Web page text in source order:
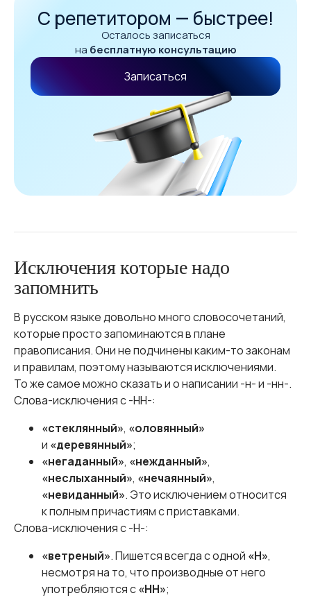
С репетитором — быстрее!
Осталось записаться
на бесплатную консультацию
Записаться
Исключения которые надо
запомнить
В русском языке довольно много словосочетаний,
которые просто запоминаются в плане
правописания. Они не подчинены каким-то законам
и правилам, поэтому называются исключениями.
То же самое можно сказать и о написании -н- и -нн-.
Слова-исключения с -НН-:
«стеклянный», «оловянный»
и «деревянный»;
«негаданный», «нежданный»,
«неслыханный», «нечаянный»,
«невиданный». Это исключением относится
к полным причастиям с приставками.
Слова-исключения с -Н-:
«ветреный». Пишется всегда с одной «Н»,
несмотря на то, что производные от него
употребляются с«НН»;